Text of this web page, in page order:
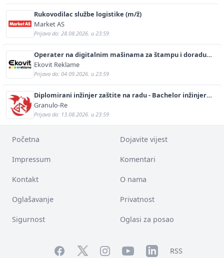
Rukovodilac službe logistike (m/ž)
Market AS
Prijava do: 28.08.2026. u 23:59
Operater na digitalnim mašinama za štampu i doradu
(m/ž)
Ekovit Reklame
Prijava do: 04.09.2026. u 23:59
Diplomirani inžinjer zaštite na radu - Bachelor inžinjer
sigurnosti i pomoći (m/ž)
Granulo-Re
Prijava do: 13.08.2026. u 23:59
Početna Dojavite vijest
Impressum Komentari
Kontakt O nama
Oglašavanje Privatnost
Sigurnost Oglasi za posao
FacebookTwitterInstagramYouTubeLinkedInRSS